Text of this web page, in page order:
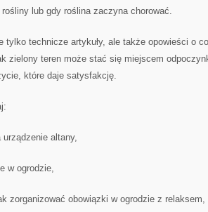
rośliny lub gdy roślina zaczyna chorować.
tylko technicze artykuły, ale także opowieści o
zielony teren może stać się miejscem
które daje satysfakcję.
urządzenie altany,
w ogrodzie,
zorganizować obowiązki w ogrodzie z relaksem,